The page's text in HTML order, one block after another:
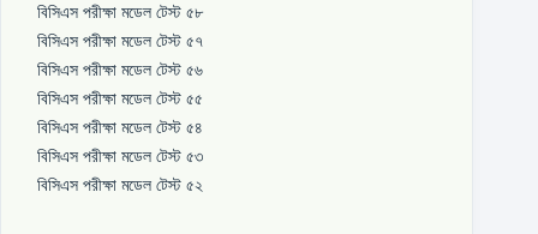
বিসিএস পরীক্ষা মডেল টেস্ট ৫৮
বিসিএস পরীক্ষা মডেল টেস্ট ৫৭
বিসিএস পরীক্ষা মডেল টেস্ট ৫৬
বিসিএস পরীক্ষা মডেল টেস্ট ৫৫
বিসিএস পরীক্ষা মডেল টেস্ট ৫৪
বিসিএস পরীক্ষা মডেল টেস্ট ৫৩
বিসিএস পরীক্ষা মডেল টেস্ট ৫২